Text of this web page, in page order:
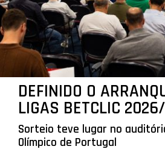
DEFINIDO O
LIGAS BETCLIC
Sorteio teve lugar no
Olímpico de Portugal